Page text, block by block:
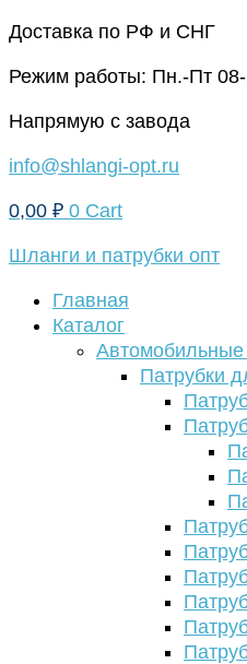
Перейти
содержимому
Доставка по РФ и СНГ
Режим работы: Пн.-Пт
Напрямую с завода
info@shlangi-opt.ru
0,00 ₽ 0 Cart
Шланги и патрубки опт
Главная
Каталог
Автомобильные
Патрубки